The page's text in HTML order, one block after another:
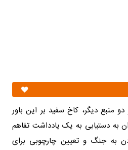
منبع دیگر، کاخ سفید بر این باور
به دستیابی به یک یادداشت تفاهم
به جنگ و تعیین چارچوبی برای